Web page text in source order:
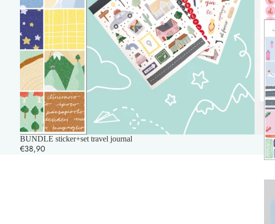
BUNDLE sticker+set travel journal
€38,90